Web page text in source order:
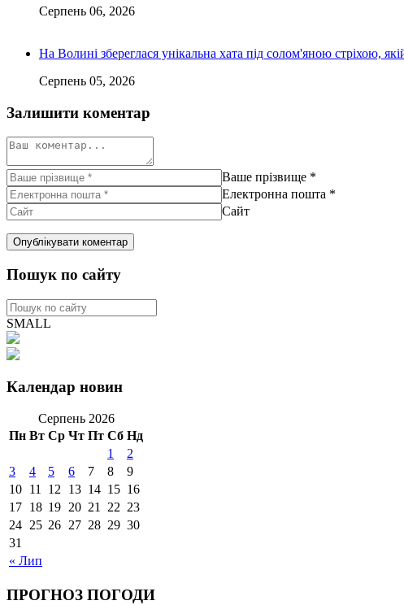
Серпень 06, 2026
На Волині збереглася унікальна хата під солом'яною стріхою,
Серпень 05, 2026
Залишити коментар
Ваше прізвище *
Електронна пошта *
Сайт
Пошук по сайту
SMALL
Календар новин
Серпень 2026
Пн Вт Ср Чт Пт Сб Нд
« Лип
1
2
3
4 5 6 7 8
9
10 11 12 13 14 15 16
17 18 19 20 21 22 23
24 25 26 27 28 29 30
31
ПРОГНОЗ ПОГОДИ